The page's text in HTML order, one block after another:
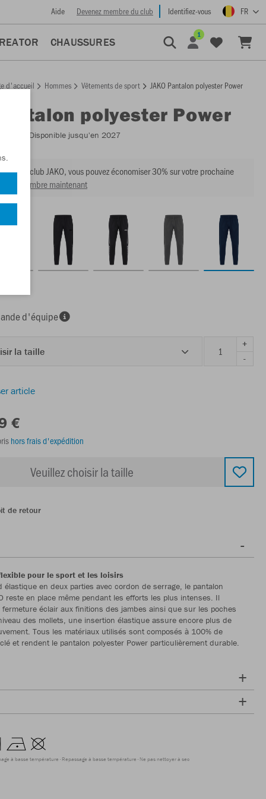
Aide Devenez membre du club Identifiez-vous FR
CHAUSSURES
1
d'accueil Hommes Vêtements de sport JAKO Pantalon polyester Power
polyester Power
- Disponible jusqu'en 2027
du club JAKO, vous pouvez économiser 30% sur votre prochaine
membre maintenant
d'équipe
la taille
+
-
article
€
hors frais d'expédition
Veuillez choisir la taille
de retour
pour le sport et les loisirs
élastique en deux parties avec cordon de serrage, le pantalon
reste en place même pendant les efforts les plus intenses. Il
éclair aux finitions des jambes ainsi que sur les poches
des mollets, une insertion élastique assure encore plus de
Tous les matériaux utilisés sont composés à 100% de
et rendent le pantalon polyester Power particulièrement durable.
à basse température Repassage à basse température Ne pas nettoyer à sec